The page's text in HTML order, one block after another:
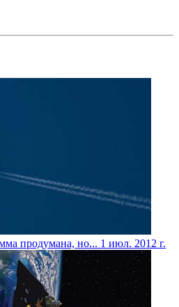
продумана, но... 1 июл. 2012 г.